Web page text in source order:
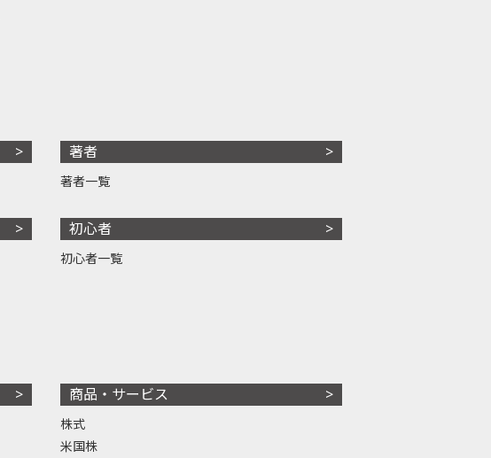
著者
著者一覧
初心者
初心者一覧
商品・サービス
株式
米国株